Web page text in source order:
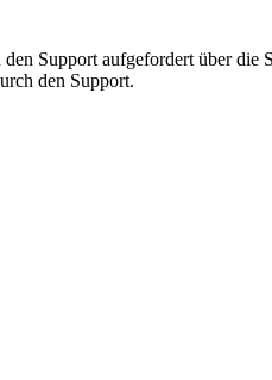
Support aufgefordert über
den Support.